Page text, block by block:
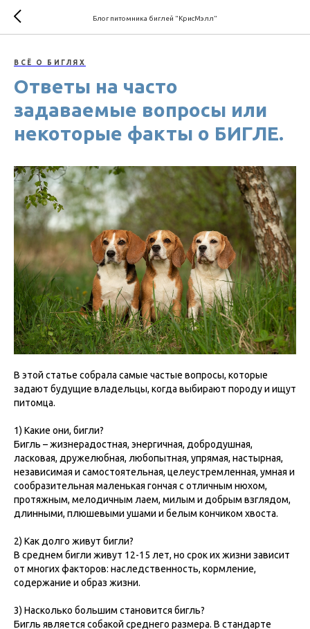
Блог питомника биглей "КрисМэлл"
ВСЁ О БИГЛЯХ
Ответы на часто
задаваемые вопросы или
некоторые факты о БИГЛЕ.
В этой статье собрала самые частые вопросы, которые
задают будущие владельцы, когда выбирают породу и ищут
питомца.
1) Какие они, бигли?
Бигль – жизнерадостная, энергичная, добродушная,
ласковая, дружелюбная, любопытная, упрямая, настырная,
независимая и самостоятельная, целеустремленная, умная и
сообразительная маленькая гончая с отличным нюхом,
протяжным, мелодичным лаем, милым и добрым взглядом,
длинными, плюшевыми ушами и белым кончиком хвоста.
2) Как долго живут бигли?
В среднем бигли живут 12-15 лет, но срок их жизни зависит
от многих факторов: наследственность, кормление,
содержание и образ жизни.
3) Насколько большим становится бигль?
Бигль является собакой среднего размера. В стандарте